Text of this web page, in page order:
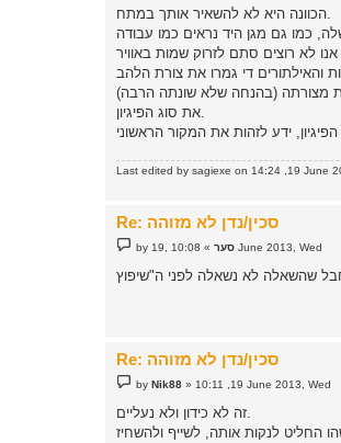
t
כמו גם מגן היד נראים כמו עבודה
מצורתה (בהנחה שלא שונתה הרבה)
Last edited by sagiexe on 14:24 ,19 June
Re: סכין/נדן לא מזוהה
P
o
t
by סער» 10:08 ,19 June 2013, Wed
Re: סכין/נדן לא מזוהה
P
o
s
t
byNik88 »10:11 ,19 June 2013, Wed
זה לא כידון ולא נעליים.